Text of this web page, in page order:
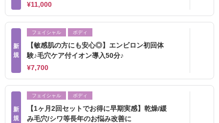
¥11,000
新
規
フェイシャル ボディ
【敏感肌の方にも安心◎】エンビロン初回体
験♪毛穴ケア付イオン導入50分♪
¥7,700
新
規
フェイシャル ボディ
【1ヶ月2回セットでお得に早期実感】乾燥/緩
み毛穴/シワ等長年のお悩み改善に